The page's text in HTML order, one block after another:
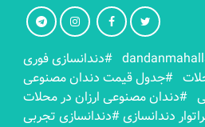
#دندانسازی فوری
#جدول قیمت دندان مصنوعی
#دندان مصنوعی ارزان در محلات
دندانسازی#دندانسازی تجربی